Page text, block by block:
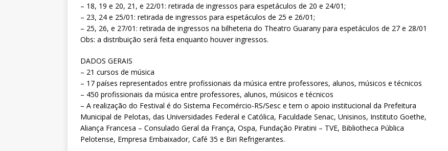
– 18, 19 e 20, 21, e 22/01: retirada de ingressos para espetáculos de 20 e 24/01;
– 23, 24 e 25/01: retirada de ingressos para espetáculos de 25 e 26/01;
– 25, 26, e 27/01: retirada de ingressos na bilheteria do Theatro Guarany para espetáculos de 27 e 28/01
Obs: a distribuição será feita enquanto houver ingressos.
DADOS GERAIS
– 21 cursos de música
– 17 países representados entre profissionais da música entre professores, alunos, músicos e técnicos
– 450 profissionais da música entre professores, alunos, músicos e técnicos
– A realização do Festival é do Sistema Fecomércio-RS/Sesc e tem o apoio institucional da Prefeitura
Municipal de Pelotas, das Universidades Federal e Católica, Faculdade Senac, Unisinos, Instituto Goethe,
Aliança Francesa – Consulado Geral da França, Ospa, Fundação Piratini – TVE, Bibliotheca Pública
Pelotense, Empresa Embaixador, Café 35 e Biri Refrigerantes.